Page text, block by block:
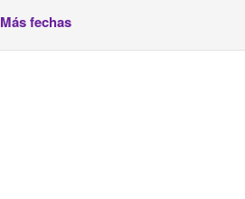
Más fechas